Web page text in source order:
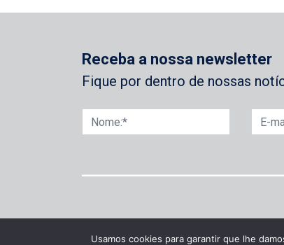
Receba a nossa newsletter
Fique por dentro de nossas
Usamos cookies para garantir que lhe